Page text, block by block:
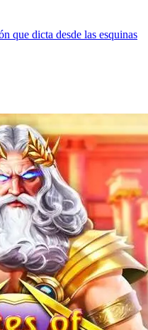
que dicta desde las esquinas